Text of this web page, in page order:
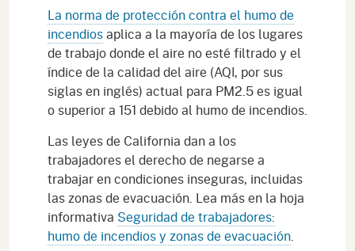
La norma de protección contra el humo de
incendiosaplica a la mayoría de los lugares
de trabajo donde el aire no esté filtrado y el
índice de la calidad del aire (AQI, por sus
siglas en inglés) actual para PM2.5 es igual
o superior a 151 debido al humo de incendios.
Las leyes de California dan a los
trabajadores el derecho de negarse a
trabajar en condiciones inseguras, incluidas
las zonas de evacuación. Lea más en la hoja
informativa Seguridad de trabajadores:
humo de incendios y zonas de evacuación.